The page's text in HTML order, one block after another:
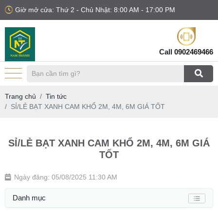
Giờ mở cửa: Thứ 2 - Chủ Nhật: 8:00 AM - 17:00 PM
Call 0902469466
Trang chủ
Tin tức
SỈ/LẺ BẠT XANH CAM KHỔ 2M, 4M, 6M GIÁ TỐT
SỈ/LẺ BẠT XANH CAM KHỔ 2M, 4M, 6M GIÁ
TỐT
Ngày đăng: 05/08/2025 11:30 AM
Danh mục